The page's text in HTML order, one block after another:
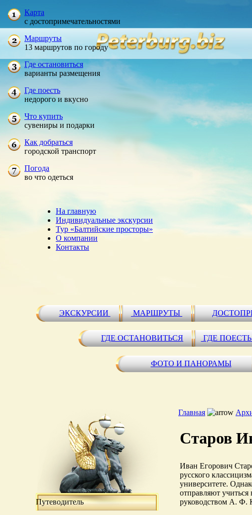
Карта
с достопримечательностями
Маршруты
13 маршрутов по городу
Где остановиться
варианты размещения
Где поесть
недорого и вкусно
Что купить
сувениры и подарки
Как добраться
городской транспорт
Погода
во что одеться
На главную
Индивидуальные экскурсии
Тур «Балтийские просторы»
О компании
Контакты
ЭКСКУРСИИ МАРШРУТЫ
ГДЕ ОСТАНОВИТЬСЯ ГДЕ ПОЕСТЬ
ФОТО И ПАНОРАМЫ
Путеводитель
Главная
Старов
Иван Егорович
русского
университете.
отправляют
руководством А. Ф.